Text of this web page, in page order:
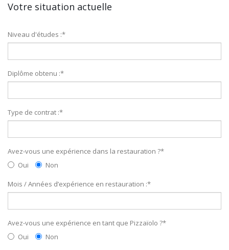
Votre situation actuelle
Niveau d'études :*
Diplôme obtenu :*
Type de contrat :*
Avez-vous une expérience dans la restauration ?*
Oui
Non
Mois / Années d’expérience en restauration :*
Avez-vous une expérience en tant que Pizzaïolo ?*
Oui
Non